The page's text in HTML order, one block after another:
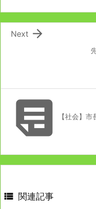

Next
 【社会】
 関連記事